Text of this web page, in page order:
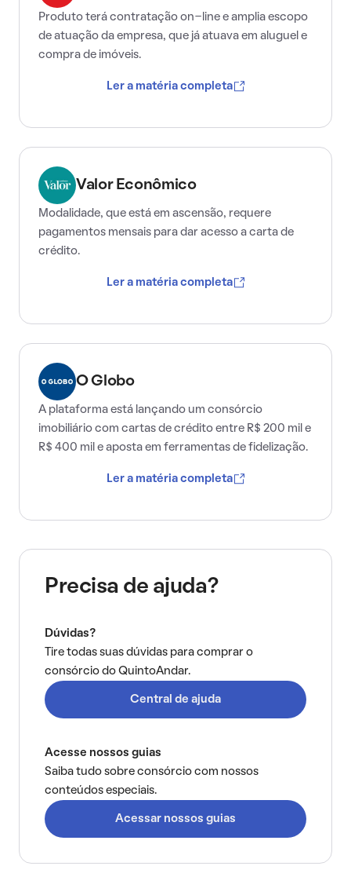
Produto terá contratação on-line e amplia escopo
de atuação da empresa, que já atuava em aluguel e
compra de imóveis.
Ler a matéria completa
Valor Econômico
Modalidade, que está em ascensão, requere
pagamentos mensais para dar acesso a carta de
crédito.
Ler a matéria completa
O Globo
A plataforma está lançando um consórcio
imobiliário com cartas de crédito entre R$ 200 mil e
R$ 400 mil e aposta em ferramentas de fidelização.
Ler a matéria completa
Precisa de ajuda?
Dúvidas?
Tire todas suas dúvidas para comprar o
consórcio do QuintoAndar.
Central de ajuda
Acesse nossos guias
Saiba tudo sobre consórcio com nossos
conteúdos especiais.
Acessar nossos guias